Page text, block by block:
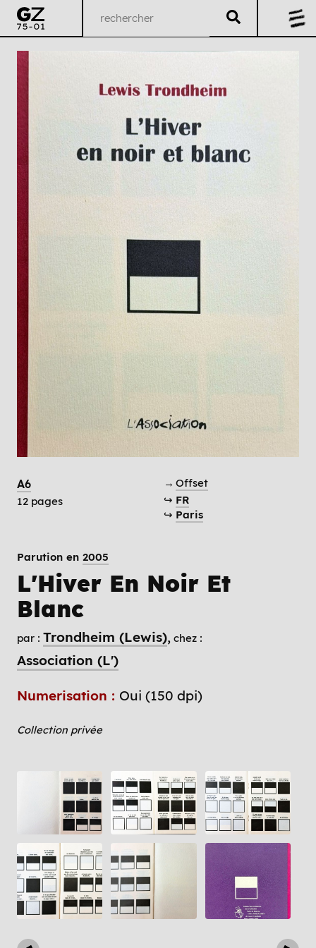
A6
12 pages
→ Offset
↪ FR
↪ Paris
Parution en 2005
L'Hiver En Noir Et
Blanc
par : Trondheim (Lewis) chez :
Association (L')
Numerisation : Oui (150 dpi)
Collection privée